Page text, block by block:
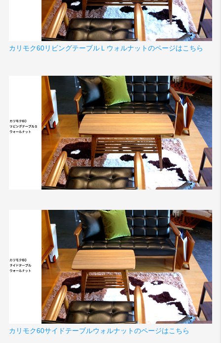
カリモク60リビングテーブルＬウォルナットのページはこちら
カリモク60サイドテーブルウォルナットのページはこちら